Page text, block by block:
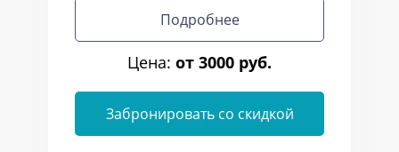
Подробнее
Цена: от 3000 руб.
Забронировать со скидкой